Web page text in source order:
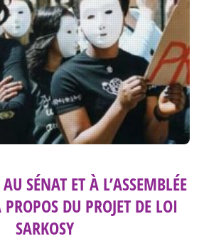
SÉNAT ET À L’ASSEMBLÉE
DU PROJET DE LOI
SARKOSY